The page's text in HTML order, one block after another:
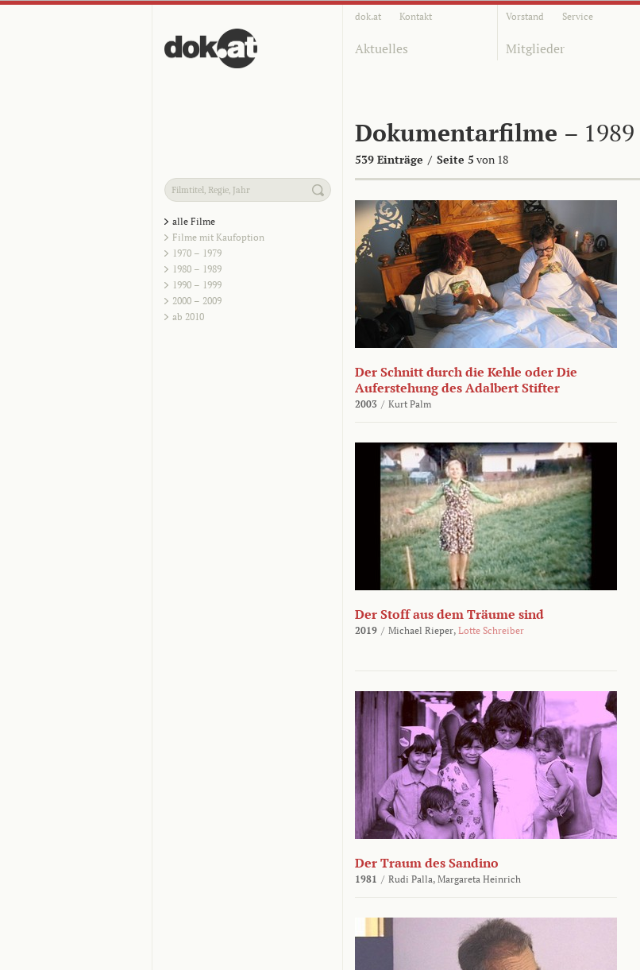
dok.at Kontakt Vorstand Service
Aktuelles Mitglieder
Dokumentarfilme – 1989
539 Einträge / Seite 5 von 18
alle Filme
Filme mit Kaufoption
1970 – 1979
1980 – 1989
1990 – 1999
2000 – 2009
ab 2010
Der Schnitt durch die Kehle oder Die
Auferstehung des Adalbert Stifter
2003 / Kurt Palm
Der Stoff aus dem Träume sind
2019 / Michael Rieper, Lotte Schreiber
Der Traum des Sandino
1981 / Rudi Palla, Margareta Heinrich